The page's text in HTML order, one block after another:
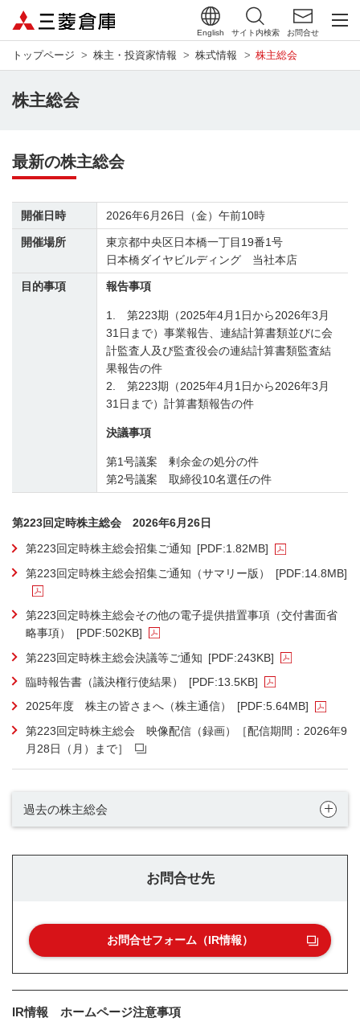
English サイト内検索 お問合せ
トップページ 株主・投資家情報 株式情報 株主総会
株主総会
最新の株主総会
開催日時 2026年6月26日（金）午前10時
開催場所
東京都中央区日本橋一丁目19番1号
日本橋ダイヤビルディング 当社本店
目的事項 報告事項
1. 第223期（2025年4月1日から2026年3月
31日まで）事業報告、連結計算書類並びに会
計監査人及び監査役会の連結計算書類監査結
果報告の件
2. 第223期（2025年4月1日から2026年3月
31日まで）計算書類報告の件
決議事項
第1号議案 剰余金の処分の件
第2号議案 取締役10名選任の件
第223回定時株主総会 2026年6月26日
第223回定時株主総会招集ご通知 [PDF:1.82MB]
第223回定時株主総会招集ご通知（サマリー版）
[PDF:14.8MB]
第223回定時株主総会その他の電子提供措置事項（交付書面省
略事項）
[PDF:502KB]
第223回定時株主総会決議等ご通知 [PDF:243KB]
臨時報告書（議決権行使結果）
[PDF:13.5KB]
2025年度 株主の皆さまへ（株主通信）
[PDF:5.64MB]
第223回定時株主総会 映像配信（録画）［配信期間：2026年9
月28日（月）まで］
過去の株主総会
お問合せ先
お問合せフォーム（IR情報）
IR情報 ホームページ注意事項